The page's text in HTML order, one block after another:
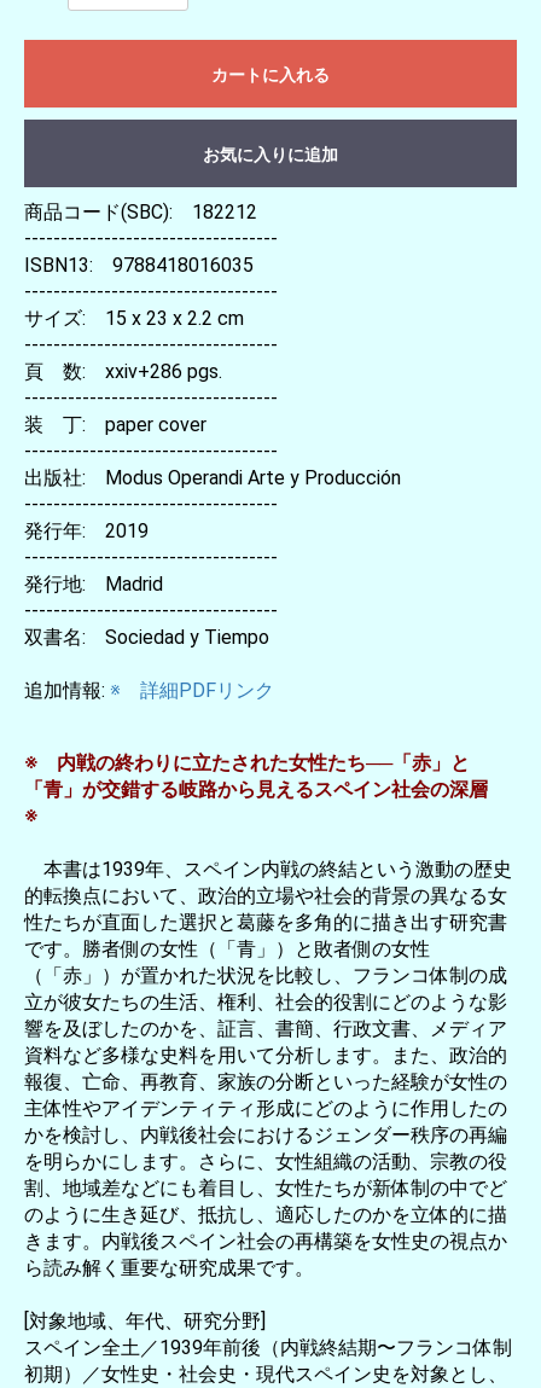
カートに入れる
お気に入りに追加
商品コード(SBC): 182212
-----------------------------------
ISBN13: 9788418016035
-----------------------------------
サイズ: 15 x 23 x 2.2 cm
-----------------------------------
頁 数: xxiv+286 pgs.
-----------------------------------
装 丁: paper cover
-----------------------------------
出版社: Modus Operandi Arte y Producción
-----------------------------------
発行年: 2019
-----------------------------------
発行地: Madrid
-----------------------------------
双書名: Sociedad y Tiempo
追加情報: ※ 詳細PDFリンク
※ 内戦の終わりに立たされた女性たち──「赤」と
「青」が交錯する岐路から見えるスペイン社会の深層
※
本書は1939年、スペイン内戦の終結という激動の歴史
的転換点において、政治的立場や社会的背景の異なる女
性たちが直面した選択と葛藤を多角的に描き出す研究書
です。勝者側の女性（「青」）と敗者側の女性
（「赤」）が置かれた状況を比較し、フランコ体制の成
立が彼女たちの生活、権利、社会的役割にどのような影
響を及ぼしたのかを、証言、書簡、行政文書、メディア
資料など多様な史料を用いて分析します。また、政治的
報復、亡命、再教育、家族の分断といった経験が女性の
主体性やアイデンティティ形成にどのように作用したの
かを検討し、内戦後社会におけるジェンダー秩序の再編
を明らかにします。さらに、女性組織の活動、宗教の役
割、地域差などにも着目し、女性たちが新体制の中でど
のように生き延び、抵抗し、適応したのかを立体的に描
きます。内戦後スペイン社会の再構築を女性史の視点か
ら読み解く重要な研究成果です。
[対象地域、年代、研究分野]
スペイン全土／1939年前後（内戦終結期〜フランコ体制
初期）／女性史・社会史・現代スペイン史を対象とし、